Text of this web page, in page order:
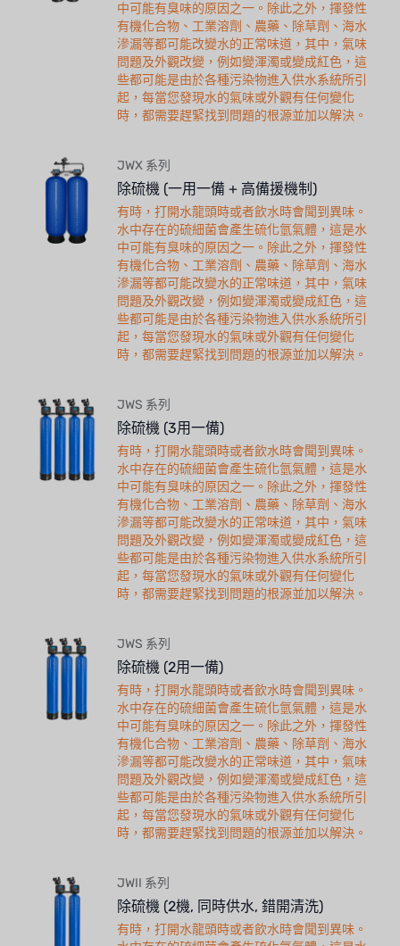
中可能有臭味的原因之一。除此之外，揮發性
有機化合物、工業溶劑、農藥、除草劑、海水
滲漏等都可能改變水的正常味道，其中，氣味
問題及外觀改變，例如變渾濁或變成紅色，這
些都可能是由於各種污染物進入供水系統所引
起，每當您發現水的氣味或外觀有任何變化
時，都需要趕緊找到問題的根源並加以解決。
JWX 系列
除硫機 (一用一備 + 高備援機制)
有時，打開水龍頭時或者飲水時會聞到異味。
水中存在的硫細菌會產生硫化氫氣體，這是水
中可能有臭味的原因之一。除此之外，揮發性
有機化合物、工業溶劑、農藥、除草劑、海水
滲漏等都可能改變水的正常味道，其中，氣味
問題及外觀改變，例如變渾濁或變成紅色，這
些都可能是由於各種污染物進入供水系統所引
起，每當您發現水的氣味或外觀有任何變化
時，都需要趕緊找到問題的根源並加以解決。
JWS 系列
除硫機 (3用一備)
有時，打開水龍頭時或者飲水時會聞到異味。
水中存在的硫細菌會產生硫化氫氣體，這是水
中可能有臭味的原因之一。除此之外，揮發性
有機化合物、工業溶劑、農藥、除草劑、海水
滲漏等都可能改變水的正常味道，其中，氣味
問題及外觀改變，例如變渾濁或變成紅色，這
些都可能是由於各種污染物進入供水系統所引
起，每當您發現水的氣味或外觀有任何變化
時，都需要趕緊找到問題的根源並加以解決。
JWS 系列
除硫機 (2用一備)
有時，打開水龍頭時或者飲水時會聞到異味。
水中存在的硫細菌會產生硫化氫氣體，這是水
中可能有臭味的原因之一。除此之外，揮發性
有機化合物、工業溶劑、農藥、除草劑、海水
滲漏等都可能改變水的正常味道，其中，氣味
問題及外觀改變，例如變渾濁或變成紅色，這
些都可能是由於各種污染物進入供水系統所引
起，每當您發現水的氣味或外觀有任何變化
時，都需要趕緊找到問題的根源並加以解決。
JWII 系列
除硫機 (2機, 同時供水, 錯開清洗)
有時，打開水龍頭時或者飲水時會聞到異味。